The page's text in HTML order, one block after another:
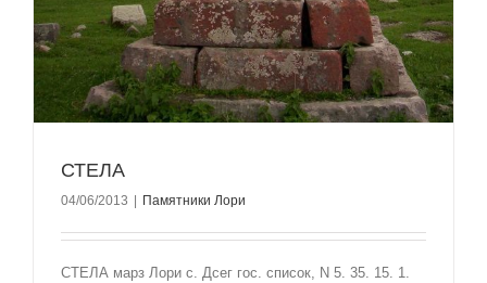
СТЕЛА
04/06/2013 Памятники Лори
СТЕЛА марз Лори с. Дсег гос. список, N 5. 35. 15. 1.